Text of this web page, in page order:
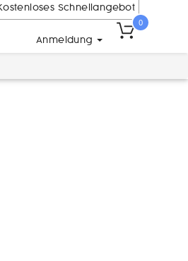
Schnellangebot
Anmeldung
0